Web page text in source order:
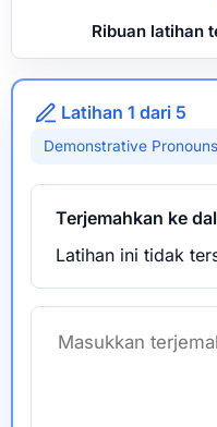
Ribuan latihan
Latihan 1 dari 5
Demonstrative Pronouns
Terjemahkan ke
Latihan ini tidak